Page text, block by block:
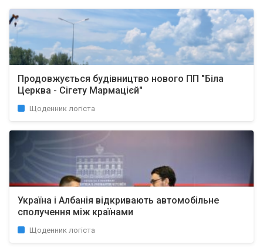
Продовжується будівництво нового ПП "Біла
Церква - Сігету Мармацієй"
Щоденник логіста
Україна і Албанія відкривають автомобільне
сполучення між країнами
Щоденник логіста